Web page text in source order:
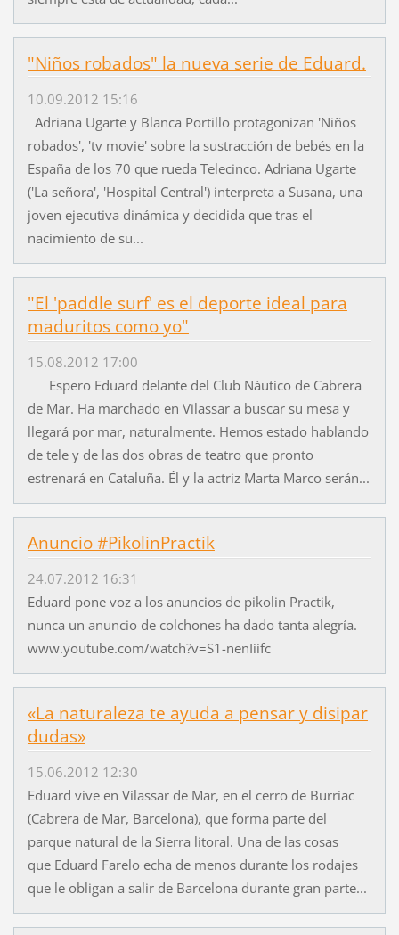
"Niños robados" la nueva serie de Eduard.
10.09.2012 15:16
Adriana Ugarte y Blanca Portillo protagonizan 'Niños
robados', 'tv movie' sobre la sustracción de bebés en la
España de los 70 que rueda Telecinco. Adriana Ugarte
('La señora', 'Hospital Central') interpreta a Susana, una
joven ejecutiva dinámica y decidida que tras el
nacimiento de su...
"El 'paddle surf' es el deporte ideal para
maduritos como yo"
15.08.2012 17:00
Espero Eduard delante del Club Náutico de Cabrera
de Mar. Ha marchado en Vilassar a buscar su mesa y
llegará por mar, naturalmente. Hemos estado hablando
de tele y de las dos obras de teatro que pronto
estrenará en Cataluña. Él y la actriz Marta Marco serán...
Anuncio #PikolinPractik
24.07.2012 16:31
Eduard pone voz a los anuncios de pikolin Practik,
nunca un anuncio de colchones ha dado tanta alegría.
www.youtube.com/watch?v=S1-nenIiifc
«La naturaleza te ayuda a pensar y disipar
dudas»
15.06.2012 12:30
Eduard vive en Vilassar de Mar, en el cerro de Burriac
(Cabrera de Mar, Barcelona), que forma parte del
parque natural de la Sierra litoral. Una de las cosas
que Eduard Farelo echa de menos durante los rodajes
que le obligan a salir de Barcelona durante gran parte...